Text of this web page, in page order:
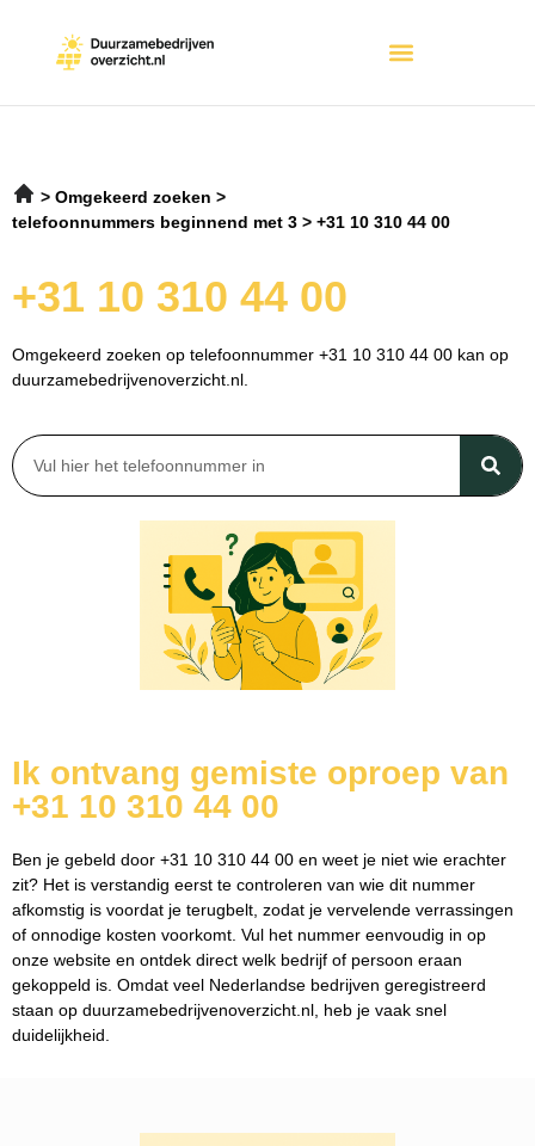
Omgekeerd zoeken
telefoonnummers beginnend met 3
+31 10 310 44 00
+31 10 310 44 00
Omgekeerd zoeken op telefoonnummer +31 10 310 44 00 kan op
duurzamebedrijvenoverzicht.nl.
Ik ontvang gemiste oproep van
+31 10 310 44 00
Ben je gebeld door +31 10 310 44 00 en weet je niet wie erachter
zit? Het is verstandig eerst te controleren van wie dit nummer
afkomstig is voordat je terugbelt, zodat je vervelende verrassingen
of onnodige kosten voorkomt. Vul het nummer eenvoudig in op
onze website en ontdek direct welk bedrijf of persoon eraan
gekoppeld is. Omdat veel Nederlandse bedrijven geregistreerd
staan op duurzamebedrijvenoverzicht.nl, heb je vaak snel
duidelijkheid.